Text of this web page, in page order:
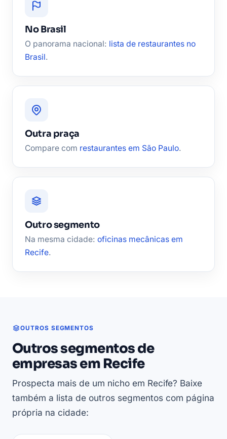
No Brasil
O panorama nacional: lista de restaurantes no
Brasil.
Outra praça
Compare com restaurantes em São Paulo.
Outro segmento
Na mesma cidade: oficinas mecânicas em
Recife.
OUTROS SEGMENTOS
Outros segmentos de
empresas em Recife
Prospecta mais de um nicho em Recife? Baixe
também a lista de outros segmentos com página
própria na cidade: